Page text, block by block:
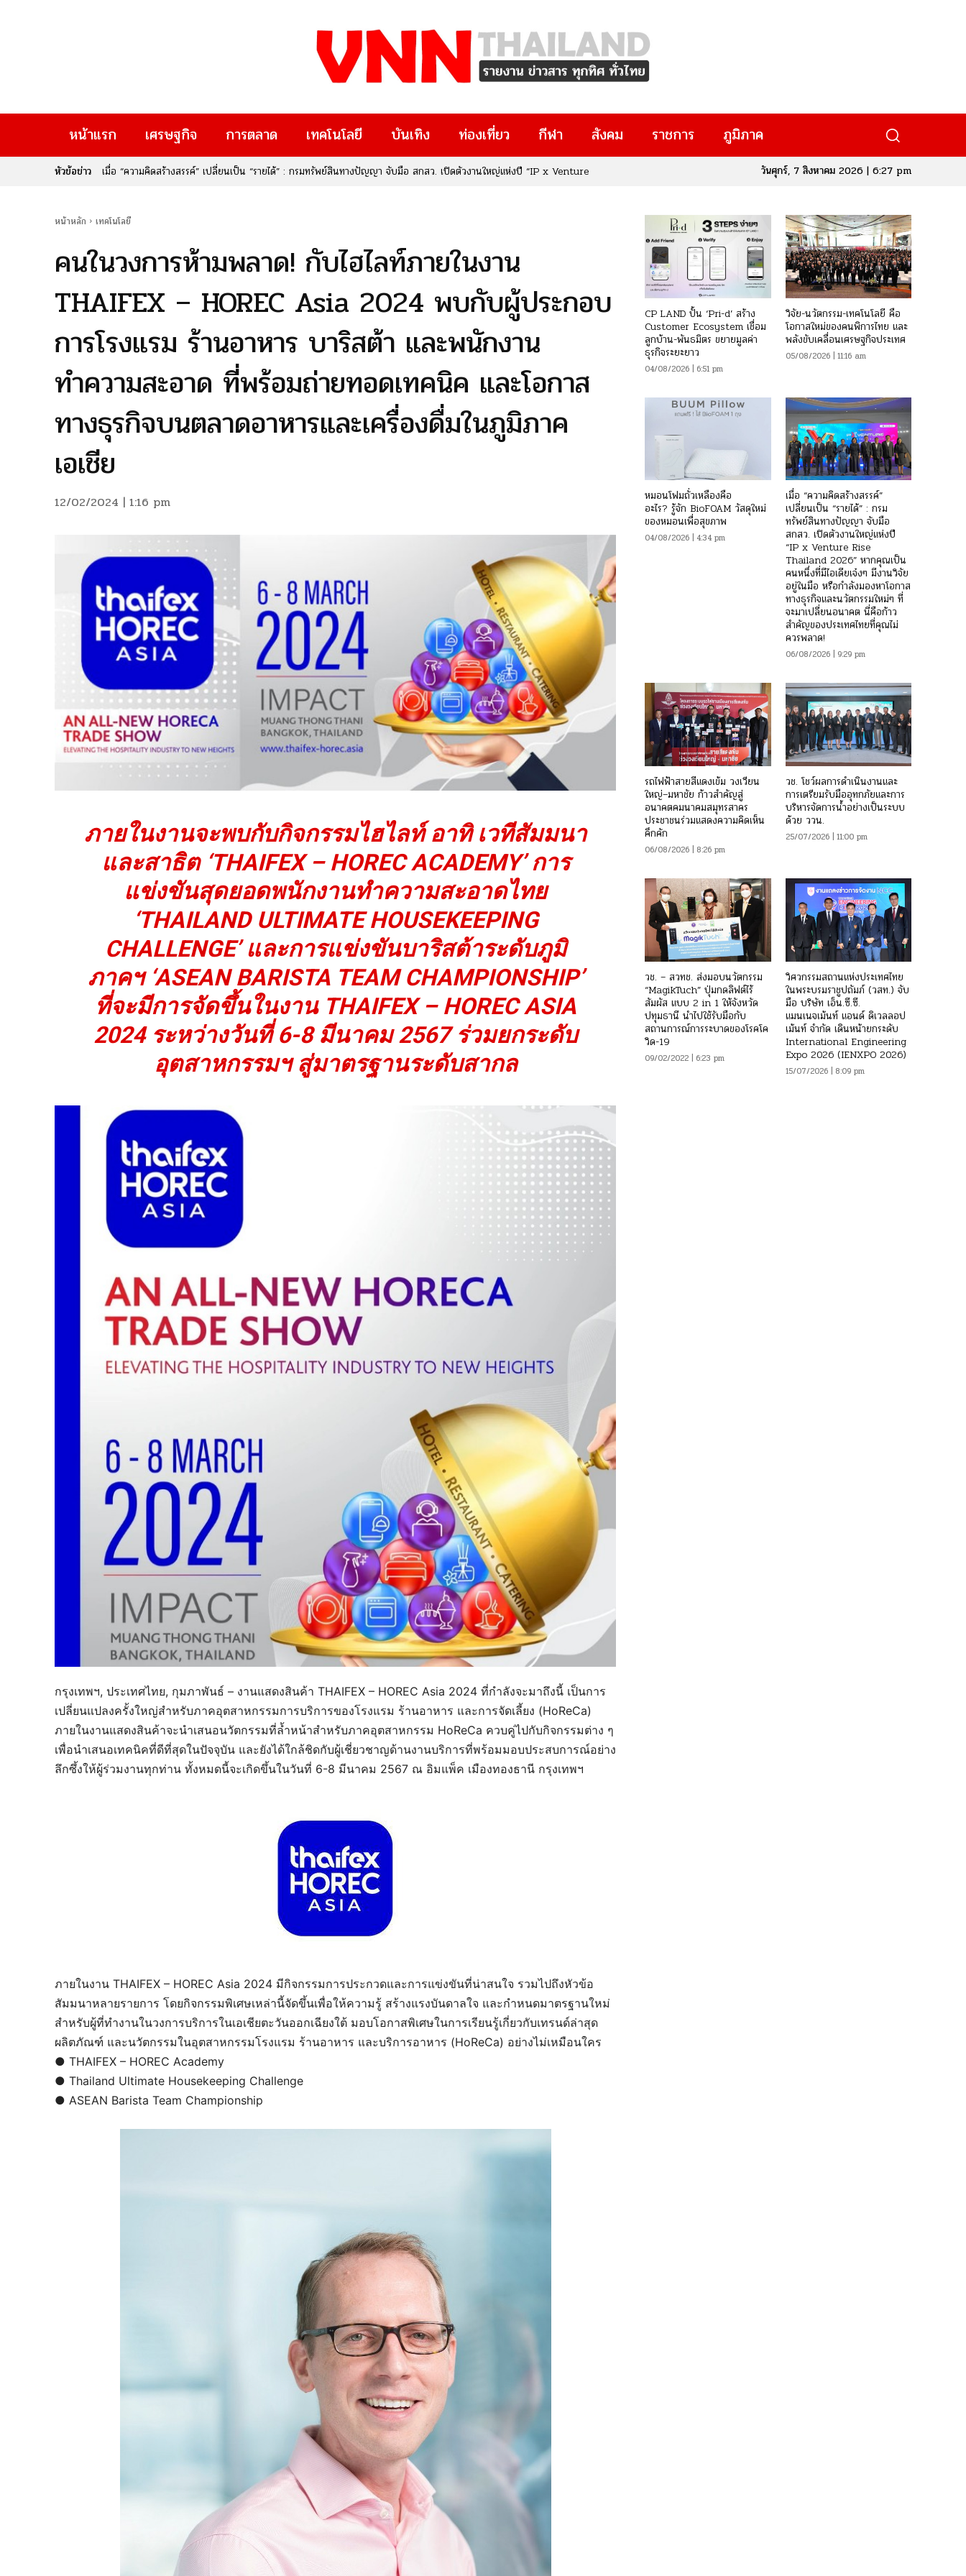
หน้าแรก เศรษฐกิจ การตลาด เทคโนโลยี บันเทิง ท่องเที่ยว กีฬา สังคม ราชการ ภูมิภาค
หัวข้อข่าว
เมื่อ “ความคิดสร้างสรรค์” เปลี่ยนเป็น “รายได้” : กรมทรัพย์สินทางปัญญา จับมือ สกสว. เปิดตัวงานใหญ่แห่งปี “IP x Venture
วันศุกร์, 7 สิงหาคม 2026 | 6:27 pm
หน้าหลัก เทคโนโลยี
คนในวงการห้ามพลาด! กับไฮไลท์ภายในงาน
THAIFEX – HOREC Asia 2024 พบกับผู้ประกอบ
การโรงแรม ร้านอาหาร บาริสต้า และพนักงาน
ทำความสะอาด ที่พร้อมถ่ายทอดเทคนิค และโอกาส
ทางธุรกิจบนตลาดอาหารและเครื่องดื่มในภูมิภาค
เอเชีย
12/02/2024 | 1:16 pm
ภายในงานจะพบกับกิจกรรมไฮไลท์ อาทิ เวทีสัมมนา
และสาธิต ‘THAIFEX – HOREC ACADEMY’ การ
แข่งขันสุดยอดพนักงานทำความสะอาดไทย
‘THAILAND ULTIMATE HOUSEKEEPING
CHALLENGE’ และการแข่งขันบาริสต้าระดับภูมิ
ภาคฯ ‘ASEAN BARISTA TEAM CHAMPIONSHIP’
ที่จะมีการจัดขึ้นในงาน THAIFEX – HOREC ASIA
2024 ระหว่างวันที่ 6-8 มีนาคม 2567 ร่วมยกระดับ
อุตสาหกรรมฯ สู่มาตรฐานระดับสากล
กรุงเทพฯ, ประเทศไทย, กุมภาพันธ์ – งานแสดงสินค้า THAIFEX – HOREC Asia 2024 ที่กำลังจะมาถึงนี้ เป็นการ
เปลี่ยนแปลงครั้งใหญ่สำหรับภาคอุตสาหกรรมการบริการของโรงแรม ร้านอาหาร และการจัดเลี้ยง (HoReCa)
ภายในงานแสดงสินค้าจะนำเสนอนวัตกรรมที่ล้ำหน้าสำหรับภาคอุตสาหกรรม HoReCa ควบคู่ไปกับกิจกรรมต่าง ๆ
เพื่อนำเสนอเทคนิคที่ดีที่สุดในปัจจุบัน และยังได้ใกล้ชิดกับผู้เชี่ยวชาญด้านงานบริการที่พร้อมมอบประสบการณ์อย่าง
ลึกซึ้งให้ผู้ร่วมงานทุกท่าน ทั้งหมดนี้จะเกิดขึ้นในวันที่ 6-8 มีนาคม 2567 ณ อิมแพ็ค เมืองทองธานี กรุงเทพฯ
ภายในงาน THAIFEX – HOREC Asia 2024 มีกิจกรรมการประกวดและการแข่งขันที่น่าสนใจ รวมไปถึงหัวข้อ
สัมมนาหลายรายการ โดยกิจกรรมพิเศษเหล่านี้จัดขึ้นเพื่อให้ความรู้ สร้างแรงบันดาลใจ และกำหนดมาตรฐานใหม่
สำหรับผู้ที่ทำงานในวงการบริการในเอเชียตะวันออกเฉียงใต้ มอบโอกาสพิเศษในการเรียนรู้เกี่ยวกับเทรนด์ล่าสุด
ผลิตภัณฑ์ และนวัตกรรมในอุตสาหกรรมโรงแรม ร้านอาหาร และบริการอาหาร (HoReCa) อย่างไม่เหมือนใคร
● THAIFEX – HOREC Academy
● Thailand Ultimate Housekeeping Challenge
● ASEAN Barista Team Championship
CP LAND ปั้น ‘Pri-d’ สร้าง
Customer Ecosystem เชื่อม
ลูกบ้าน-พันธมิตร ขยายมูลค่า
ธุรกิจระยะยาว
04/08/2026 | 6:51 pm
วิจัย-นวัตกรรม-เทคโนโลยี คือ
โอกาสใหม่ของคนพิการไทย และ
พลังขับเคลื่อนเศรษฐกิจประเทศ
05/08/2026 | 11:16 am
หมอนโฟมถั่วเหลืองคือ
อะไร? รู้จัก BioFOAM วัสดุใหม่
ของหมอนเพื่อสุขภาพ
04/08/2026 | 4:34 pm
เมื่อ “ความคิดสร้างสรรค์”
เปลี่ยนเป็น “รายได้” : กรม
ทรัพย์สินทางปัญญา จับมือ
สกสว. เปิดตัวงานใหญ่แห่งปี
“IP x Venture Rise
Thailand 2026” หากคุณเป็น
คนหนึ่งที่มีไอเดียเจ๋งๆ มีงานวิจัย
อยู่ในมือ หรือกำลังมองหาโอกาส
ทางธุรกิจและนวัตกรรมใหม่ๆ ที่
จะมาเปลี่ยนอนาคต นี่คือก้าว
สำคัญของประเทศไทยที่คุณไม่
ควรพลาด!
06/08/2026 | 9:29 pm
รถไฟฟ้าสายสีแดงเข้ม วงเวียน
ใหญ่–มหาชัย ก้าวสำคัญสู่
อนาคตคมนาคมสมุทรสาคร
ประชาชนร่วมแสดงความคิดเห็น
คึกคัก
06/08/2026 | 8:26 pm
วช. โชว์ผลการดำเนินงานและ
การเตรียมรับมืออุทกภัยและการ
บริหารจัดการน้ำอย่างเป็นระบบ
ด้วย ววน.
25/07/2026 | 11:00 pm
วช. – สวทช. ส่งมอบนวัตกรรม
“MagikTuch” ปุ่มกดลิฟต์ไร้
สัมผัส แบบ 2 in 1 ให้จังหวัด
ปทุมธานี นำไปใช้รับมือกับ
สถานการณ์การระบาดของโรคโค
วิด-19
09/02/2022 | 6:23 pm
วิศวกรรมสถานแห่งประเทศไทย
ในพระบรมราชูปถัมภ์ (วสท.) จับ
มือ บริษัท เอ็น.ซี.ซี.
แมนเนจเม้นท์ แอนด์ ดิเวลลอป
เม้นท์ จำกัด เดินหน้ายกระดับ
International Engineering
Expo 2026 (IENXPO 2026)
15/07/2026 | 8:09 pm